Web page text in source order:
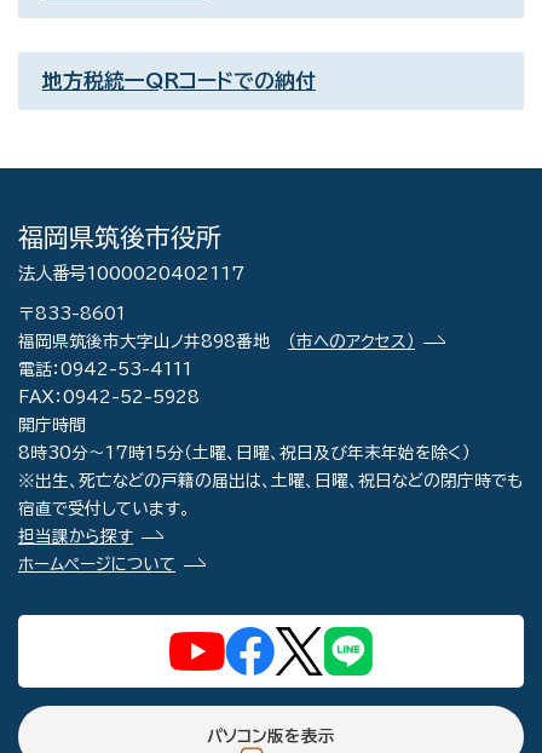
地方税統一QRコードでの納付
福岡県筑後市役所
法人番号1000020402117
〒833-8601
福岡県筑後市大字山ノ井898番地
（市へのアクセス）
電話：0942-53-4111
FAX：0942-52-5928
開庁時間
8時30分～17時15分（土曜、日曜、祝日及び年末年始を除く）
※出生、死亡などの戸籍の届出は、土曜、日曜、祝日などの閉庁時でも
宿直で受付しています。
担当課から探す
ホームページについて
パソコン版を表示